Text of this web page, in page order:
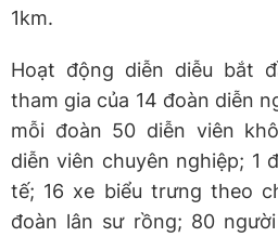
1km.
Hoạt động diễn diễu bắt
tham gia của 14 đoàn diễn
mỗi đoàn 50 diễn viên
diễn viên chuyên nghiệp; 1
tế; 16 xe biểu trưng theo
đoàn lân sư rồng; 80